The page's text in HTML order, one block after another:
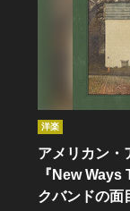
洋楽
アメリカン・
『New
クバンドの面